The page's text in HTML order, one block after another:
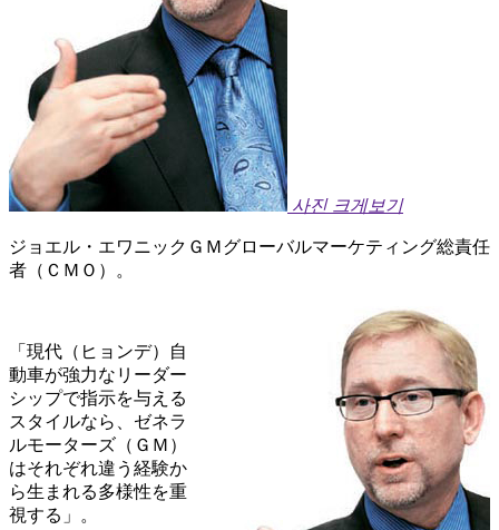
사진 크게보기
ジョエル・エワニックＧＭグローバルマーケティング総責任
者（ＣＭＯ）。
「現代（ヒョンデ）自
動車が強力なリーダー
シップで指示を与える
スタイルなら、ゼネラ
ルモーターズ（ＧＭ）
はそれぞれ違う経験か
ら生まれる多様性を重
視する」。